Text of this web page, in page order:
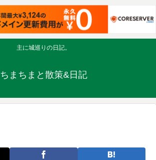
主に城巡りの日記。
ちまちまと散策&日記